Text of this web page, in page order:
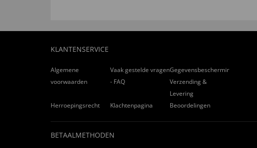
KLANTENSERVICE
Algemene
voorwaarden
Vaak gestelde vragen
- FAQ
Gegevensbescherming
Verzending &
Levering
Herroepingsrecht
Klachtenpagina Beoordelingen
BETAALMETHODEN